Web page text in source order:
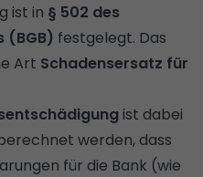
ist in § 502 des
(BGB) festgelegt. Das
Art Schadensersatz für
ist dabei
werden, dass
für die Bank (wie